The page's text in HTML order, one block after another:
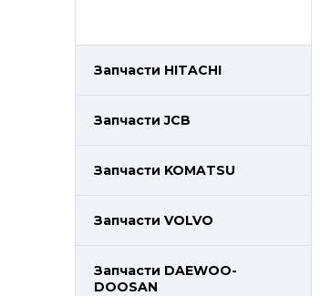
Запчасти HITACHI
Запчасти JCB
Запчасти KOMATSU
Запчасти VOLVO
Запчасти DAEWOO-
DOOSAN